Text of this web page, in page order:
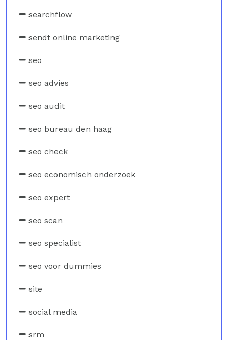
searchflow
sendt online marketing
seo
seo advies
seo audit
seo bureau den haag
seo check
seo economisch onderzoek
seo expert
seo scan
seo specialist
seo voor dummies
site
social media
srm